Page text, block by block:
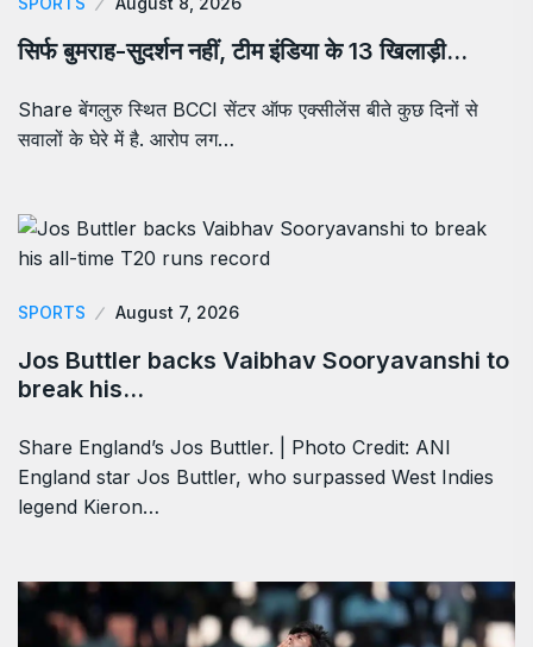
सिर्फ बुमराह-सुदर्शन नहीं, टीम इंडिया के 13 खिलाड़ी…
Share बेंगलुरु स्थित BCCI सेंटर ऑफ एक्सीलेंस बीते कुछ दिनों से
सवालों के घेरे में है. आरोप लग…
SPORTS August 7, 2026
Jos Buttler backs Vaibhav Sooryavanshi to
break his…
Share England’s Jos Buttler. | Photo Credit: ANI
England star Jos Buttler, who surpassed West Indies
legend Kieron…